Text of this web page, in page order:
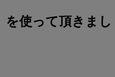
使って頂きまし